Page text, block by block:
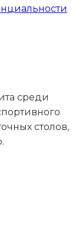
среди
столов,